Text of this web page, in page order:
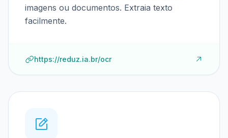
imagens ou documentos. Extraia texto
facilmente.
https://reduz.ia.br/ocr